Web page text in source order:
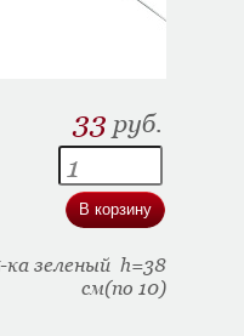
33 руб.
зеленый h=38
см(по 10)